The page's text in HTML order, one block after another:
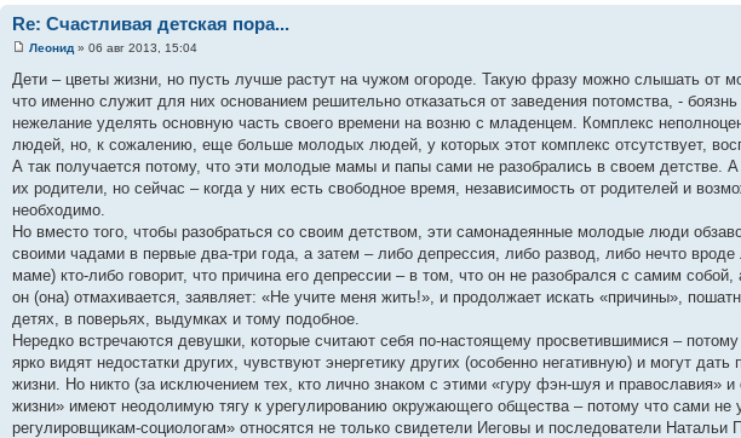
Re: Счастливая детская пора...
Леонид » 06 авг 2013, 15:04
Дети – цветы жизни, но пусть лучше растут на чужом огороде. Такую фразу можно слышать от
что именно служит для них основанием решительно отказаться от заведения потомства, -
нежелание уделять основную часть своего времени на возню с младенцем. Комплекс
людей, но, к сожалению, еще больше молодых людей, у которых этот комплекс отсутствует,
А так получается потому, что эти молодые мамы и папы сами не разобрались в своем детстве.
их родители, но сейчас – когда у них есть свободное время, независимость от родителей и
необходимо.
Но вместо того, чтобы разобраться со своим детством, эти самонадеянные молодые люди
своими чадами в первые два-три года, а затем – либо депрессия, либо развод, либо нечто
маме) кто-либо говорит, что причина его депрессии – в том, что он не разобрался с самим
он (она) отмахивается, заявляет: «Не учите меня жить!», и продолжает искать «причины»,
детях, в поверьях, выдумках и тому подобное.
Нередко встречаются девушки, которые считают себя по-настоящему просветившимися –
ярко видят недостатки других, чувствуют энергетику других (особенно негативную) и могут
жизни. Но никто (за исключением тех, кто лично знаком с этими «гуру фэн-шуя и православия»
жизни» имеют неодолимую тягу к урегулированию окружающего общества – потому что сами не
регулировщикам-социологам» относятся не только свидетели Иеговы и последователи